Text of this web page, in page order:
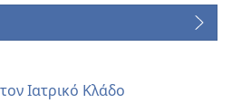
Ιατρικό Κλάδο